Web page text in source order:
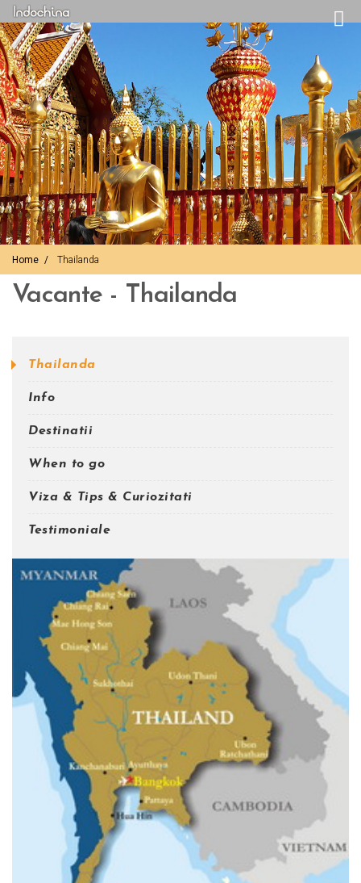
Home Thailanda
Vacante - Thailanda
Thailanda
Info
Destinatii
When to go
Viza & Tips & Curiozitati
Testimoniale